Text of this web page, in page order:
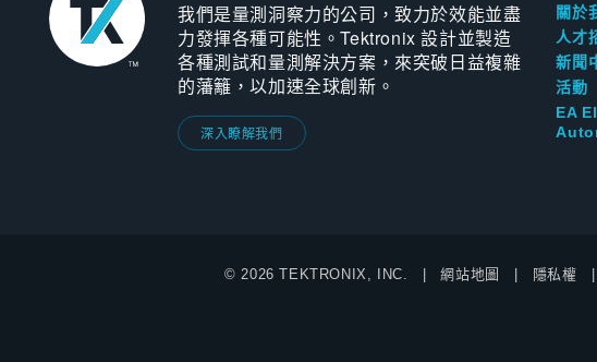
我們是量測洞察力的公司，致力於效能並盡
力發揮各種可能性。Tektronix 設計並製造
各種測試和量測解決方案，來突破日益複雜
的藩籬，以加速全球創新。
深入瞭解我們
關於
人才
新聞
活動
EA
© 2026 TEKTRONIX, INC. 網站地圖 隱私權